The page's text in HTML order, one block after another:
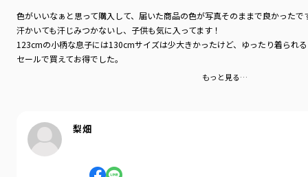
色がいいなぁと思って購入して、届いた商品の色が写真そのままで良かったで
汗かいても汗じみつかないし、子供も気に入ってます！
123cmの小柄な息子には130cmサイズは少大きかったけど、ゆったり着られ
セールで買えてお得でした。
もっと見る…
梨畑